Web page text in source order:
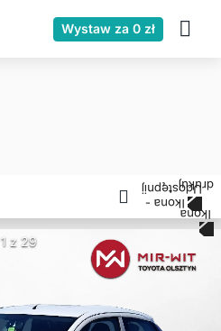
Wystaw za 0 zł
1 z 29